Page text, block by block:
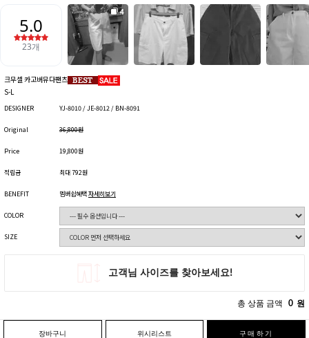
크무셀 카고버뮤다팬츠
S-L
DESIGNER YJ-8010 / JE-8012 / BN-8091
Original 36,800원
Price 19,800원
적립금 최대 792원
BENEFIT 멤버쉽혜택자세히보기
COLOR
SIZE
총 상품 금액 0 원
장바구니 위시리스트 구매하기